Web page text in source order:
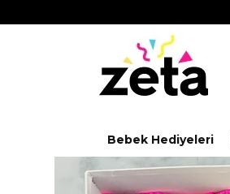
Bebek Hediyeleri